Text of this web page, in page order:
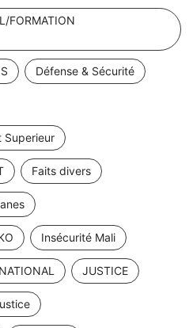
FORMATION
Défense & Sécurité
Superieur
Faits divers
Insécurité Mali
JUSTICE